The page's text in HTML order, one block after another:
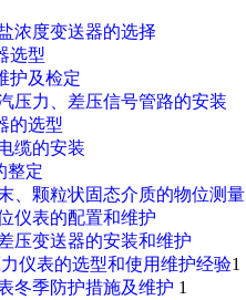
浓度变送器的选择
选型
护及检定
压力、差压信号管路的安装
的选型
缆的安装
整定
、颗粒状固态介质的物位测量
仪表的配置和维护
压变送器的安装和维护
仪表的选型和使用维护经验1
冬季防护措施及维护 1